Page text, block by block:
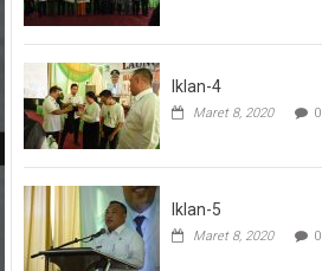
Iklan-4
Maret 8, 2020 0
Iklan-5
Maret 8, 2020 0